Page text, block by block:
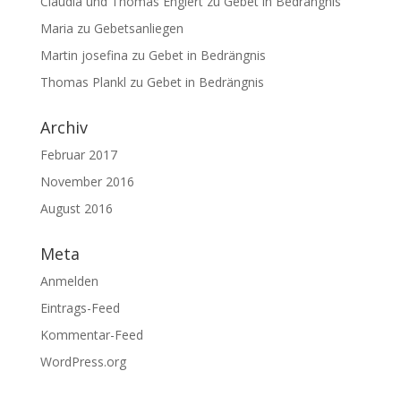
Maria zu Gebetsanliegen
Martin josefina zu Gebet in Bedrängnis
Thomas Plankl zu Gebet in Bedrängnis
Archiv
Februar 2017
November 2016
August 2016
Meta
Anmelden
Eintrags-Feed
Kommentar-Feed
WordPress.org